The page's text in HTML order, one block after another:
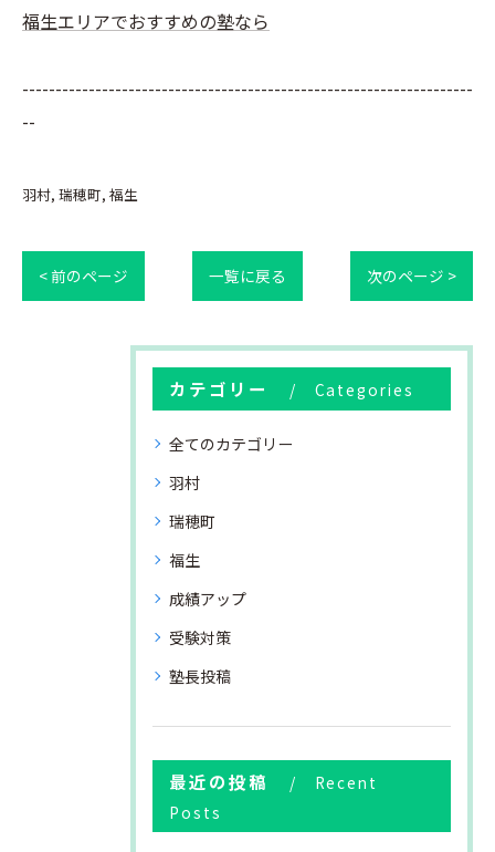
福生エリアでおすすめの塾なら
--------------------------------------------------------------------
--
羽村 瑞穂町 福生
< 前のページ 一覧に戻る 次のページ >
カテゴリー Categories
全てのカテゴリー
羽村
瑞穂町
福生
成績アップ
受験対策
塾長投稿
最近の投稿
Recent
Posts